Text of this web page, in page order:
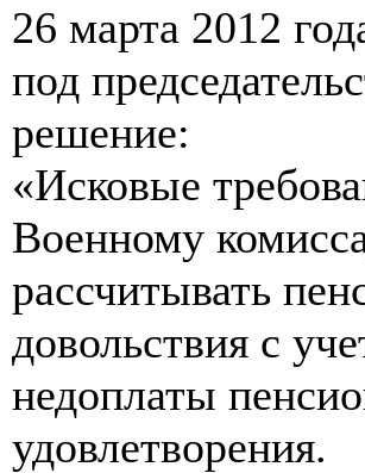
26 марта 2012
под
решение:
«Исковые
Военному
рассчитывать
довольствия с
недоплаты
удовлетворения.